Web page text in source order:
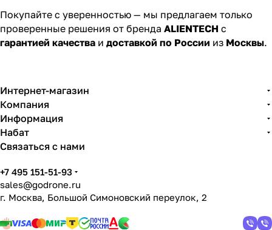
Покупайте с уверенностью — мы предлагаем только
проверенные решения от бренда ALIENTECH с
гарантией качества и доставкой по России из Москвы.
Интернет-магазин
Компания
Информация
Набат
Связаться с нами
+7 495 151-51-93
sales@godrone.ru
г. Москва, Большой Симоновский переулок, 2